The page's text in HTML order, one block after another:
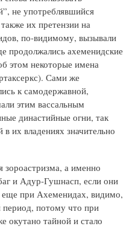
не употреблявшийся
их претензии на
по-видимому, вызывали
продолжались ахеменидские
этом некоторые имена
Сами же
к самодержавной,
этим вассальным
династийные огни, так
их владениях значительно
а именно
и Адур-Гушнасп, если они
еще при Ахеменидах, видимо,
период, потому что при
окутано тайной и стало